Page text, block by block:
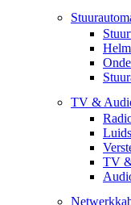
TV &
TV